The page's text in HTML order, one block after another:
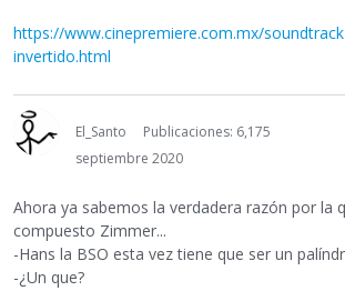
https://www.cinepremiere.com.mx/
invertido.html
El_Santo
Publicaciones: 6,175
septiembre 2020
Ahora ya sabemos la verdadera razón por la
compuesto Zimmer...
-Hans la BSO esta vez tiene que ser un
-¿Un que?